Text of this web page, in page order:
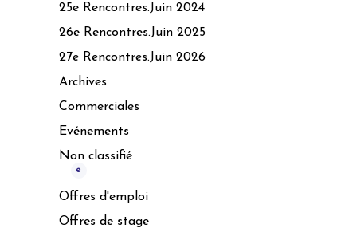
25e Rencontres.Juin 2024
26e Rencontres.Juin 2025
27e Rencontres.Juin 2026
Archives
Commerciales
Evénements
Non classifié
e
Offres d'emploi
Offres de stage